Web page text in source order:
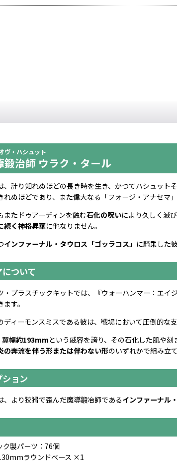
ヴ・ハシュット
鍛治師 ウラク・タール
、計り知れぬほどの長き時を生き、かつてハシュット
れぬほどであり、また偉大なる「フォージ・アナセマ
またドゥアーディンを蝕む石化の呪いにより久しく滅
続く神格昇華に他なりません。
インファーナル・タウロス「ゴッラコス」 に騎乗した
ついて
・プラスチックキットでは、『ウォーハンマー：エイ
す。
ディーモンスミスである彼は、戦場において圧倒的な
翼幅約193mmという威容を誇り、その石化した肌や
の奔流を伴う形または伴わない形のいずれかで組み立
ョン
、より狡猾で歪んだ魔導鍛冶師であるインファーナル
ク製パーツ：76個
ラウンドベース ×1